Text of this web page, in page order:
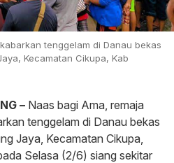
tenggelam di Danau bekas
Kecamatan Cikupa, Kab
– Naas bagi Ama, remaja
tenggelam di Danau bekas
Jaya, Kecamatan Cikupa,
Selasa (2/6) siang sekitar